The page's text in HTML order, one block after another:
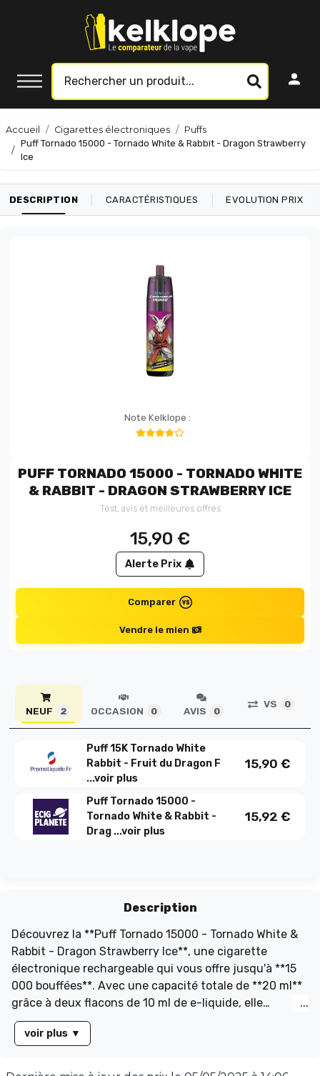
Accueil Cigarettes électroniques
Puffs
Puff Tornado 15000 - Tornado White & Rabbit - Dragon Strawberry
Ice
DESCRIPTION CARACTÉRISTIQUES EVOLUTION PRIX
Note Kelklope :
PUFF TORNADO 15000 - TORNADO WHITE
& RABBIT - DRAGON STRAWBERRY ICE
Test, avis et meilleures offres
15,90 €
Alerte Prix
Comparer
Vendre le mien
NEUF 2 OCCASION 0 AVIS 0
VS 0
Puff 15K Tornado White
Rabbit - Fruit du Dragon F
...voir plus
15,90 €
Puff Tornado 15000 -
Tornado White & Rabbit -
Drag ...voir plus
15,92 €
Description
Découvrez la **Puff Tornado 15000 - Tornado White &
Rabbit - Dragon Strawberry Ice**, une cigarette
électronique rechargeable qui vous offre jusqu'à **15
000 bouffées**. Avec une capacité totale de **20 ml**
grâce à deux flacons de 10 ml de e-liquide, elle
contient **1 ou 2 % de sels de nicotine** (20 mg/ml).
Son **réservoir de 14 ml** se remplit facilement via un
recharge rapidement par USB-C (câble non inclus).
voir plus ▼